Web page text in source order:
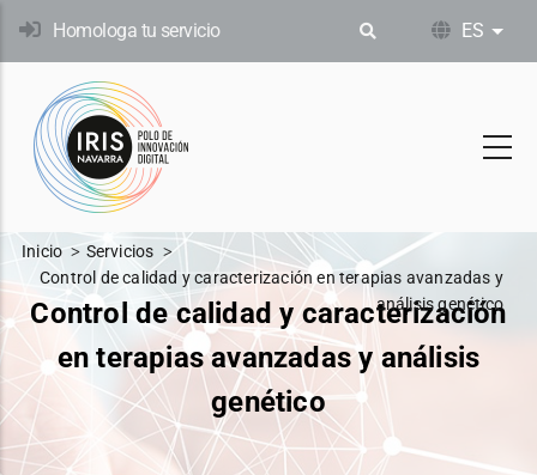
Pasar
contenido
principal
Homologa tu servicio ES
Control de calidad y caracterización
en terapias avanzadas y análisis
genético
Inicio
Servicios
Control de calidad y caracterización en terapias avanzadas y
análisis genético